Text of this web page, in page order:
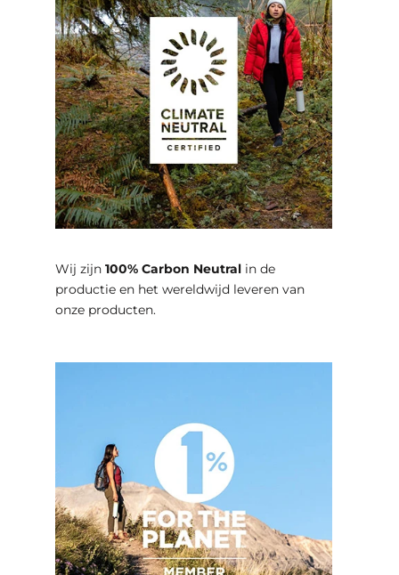
Wij zijn 100% Carbon Neutralin de
productie en het wereldwijd leveren van
onze producten.